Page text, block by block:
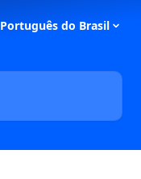
Português do Brasil